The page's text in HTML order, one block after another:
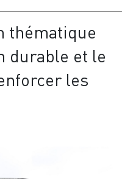
thématique
durable et le
les